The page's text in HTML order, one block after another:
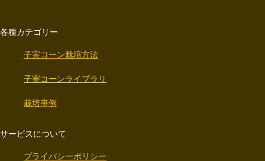
各種カテゴリー
子実コーン栽培方法
子実コーンライブラリ
栽培事例
サービスについて
プライバシーポリシー